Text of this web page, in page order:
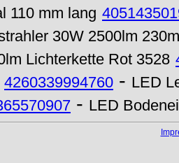
110 mm lang
30W 2500lm
Lichterkette Rot 3528
4260339994760 - LED
- LED